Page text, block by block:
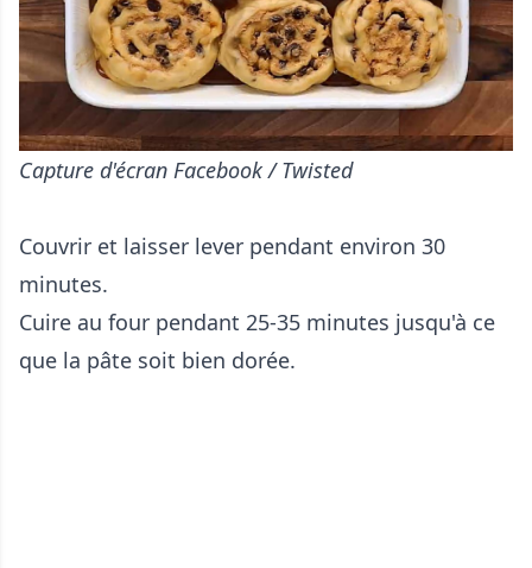
Capture d'écran Facebook / Twisted
Couvrir et laisser lever pendant environ 30
minutes.
Cuire au four pendant 25-35 minutes jusqu'à ce
que la pâte soit bien dorée.